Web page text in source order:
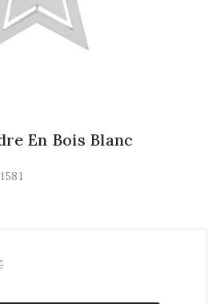
En Bois Blanc